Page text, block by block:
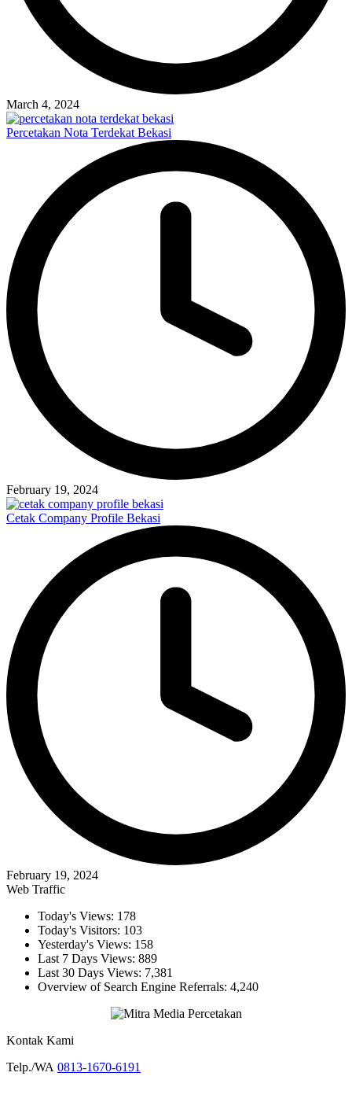
March 4, 2024
Percetakan Nota Terdekat Bekasi
February 19, 2024
Cetak Company Profile Bekasi
February 19, 2024
Web Traffic
Today's Views: 178
Today's Visitors: 103
Yesterday's Views: 158
Last 7 Days Views: 889
Last 30 Days Views: 7,381
Overview of Search Engine Referrals: 4,240
Kontak Kami
Telp./WA 0813-1670-6191